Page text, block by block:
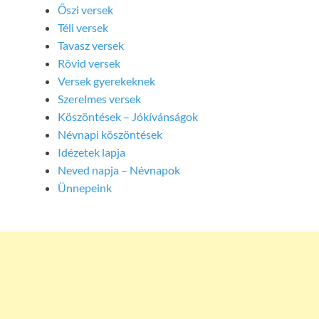
Őszi versek
Téli versek
Tavasz versek
Rövid versek
Versek gyerekeknek
Szerelmes versek
Köszöntések – Jókívánságok
Névnapi köszöntések
Idézetek lapja
Neved napja – Névnapok
Ünnepeink